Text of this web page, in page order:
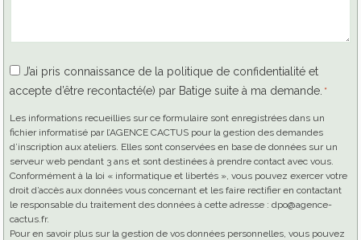
RGPD
*
J’ai pris connaissance de la politique de confidentialité et
accepte d’être recontacté(e) par Batige suite à ma demande. *
Les informations recueillies sur ce formulaire sont enregistrées dans un
fichier informatisé par l’AGENCE CACTUS pour la gestion des demandes
d’inscription aux ateliers. Elles sont conservées en base de données sur un
serveur web pendant 3 ans et sont destinées à prendre contact avec vous.
Conformément à la loi « informatique et libertés », vous pouvez exercer votre
droit d’accès aux données vous concernant et les faire rectifier en contactant
le responsable du traitement des données à cette adresse : dpo@agence-
cactus.fr.
Pour en savoir plus sur la gestion de vos données personnelles, vous pouvez